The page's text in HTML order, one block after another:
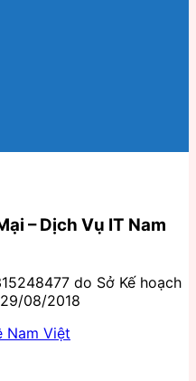
– Dịch Vụ IT Nam
do Sở Kế hoạch
08/2018
Nam Việt